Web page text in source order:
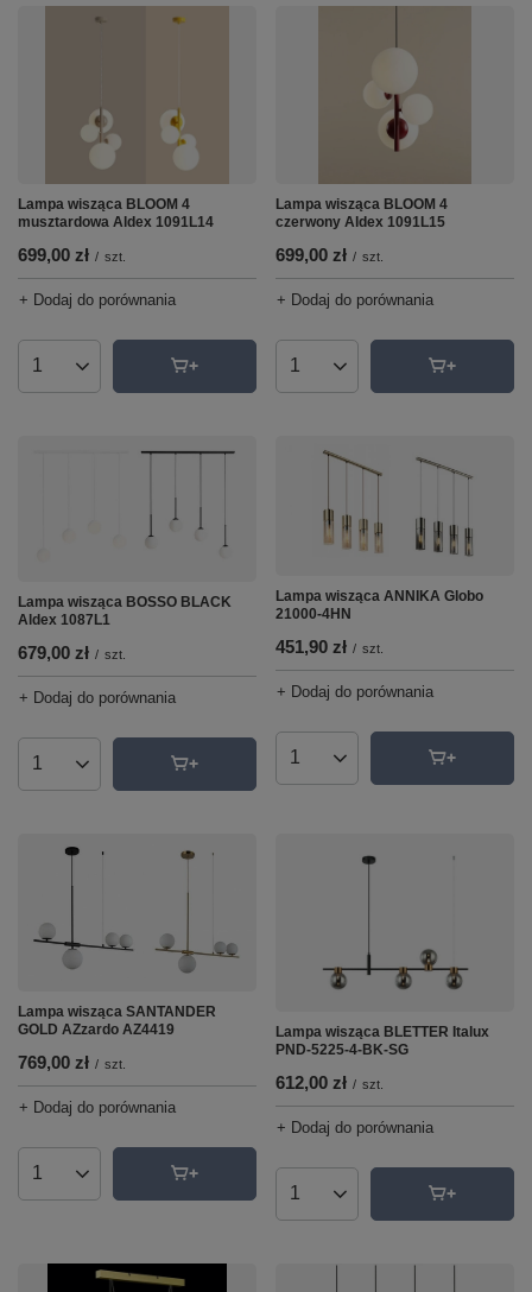
Lampa wisząca BLOOM 4
musztardowa Aldex 1091L14
699,00 zł / szt.
+ Dodaj do porównania
Ilość produktów
Lampa wisząca BLOOM 4
czerwony Aldex 1091L15
699,00 zł / szt.
+ Dodaj do porównania
Ilość produktów
Lampa wisząca BOSSO BLACK
Aldex 1087L1
679,00 zł / szt.
+ Dodaj do porównania
Ilość produktów
Lampa wisząca ANNIKA Globo
21000-4HN
451,90 zł / szt.
+ Dodaj do porównania
Ilość produktów
Lampa wisząca SANTANDER
GOLD AZzardo AZ4419
769,00 zł / szt.
+ Dodaj do porównania
Ilość produktów
Lampa wisząca BLETTER Italux
PND-5225-4-BK-SG
612,00 zł / szt.
+ Dodaj do porównania
Ilość produktów